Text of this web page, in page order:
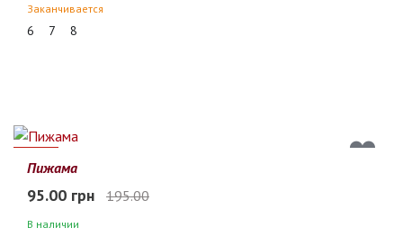
Заканчивается
6 7 8
51%
Пижама
95.00 грн 195.00
В наличии